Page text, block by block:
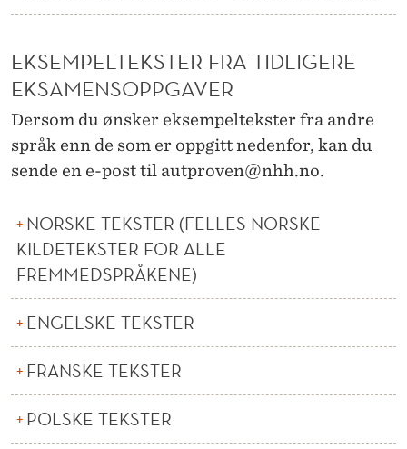
EKSEMPELTEKSTER FRA TIDLIGERE
EKSAMENSOPPGAVER
Dersom du ønsker eksempeltekster fra andre
språk enn de som er oppgitt nedenfor, kan du
sende en e-post til autproven@nhh.no.
NORSKE TEKSTER (FELLES NORSKE
KILDETEKSTER FOR ALLE
FREMMEDSPRÅKENE)
ENGELSKE TEKSTER
FRANSKE TEKSTER
POLSKE TEKSTER